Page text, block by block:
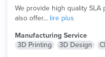
We provide high quality SLA
also offer... lire plus
Manufacturing Service
3D Printing
3D Design